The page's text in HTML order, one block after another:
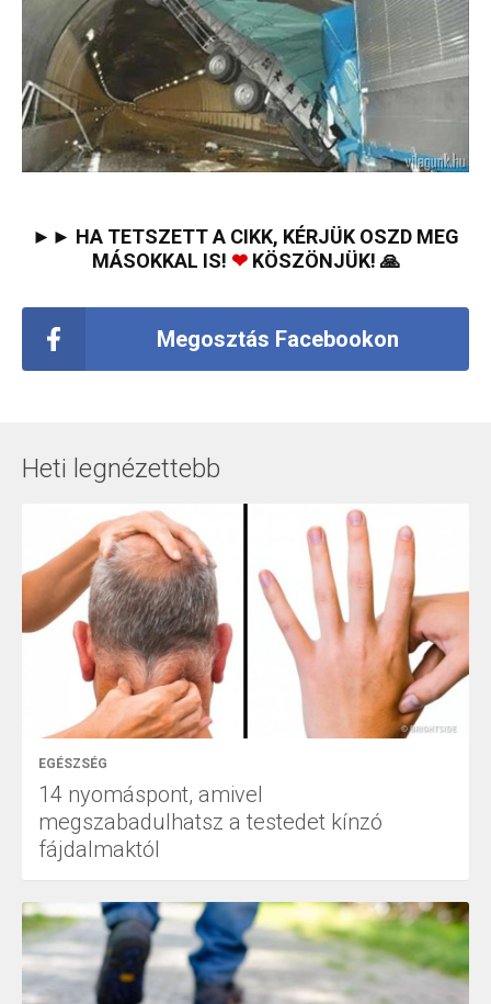
►► HA TETSZETT A CIKK, KÉRJÜK OSZD MEG
MÁSOKKAL IS! ❤KÖSZÖNJÜK! 🙏
Megosztás Facebookon
Heti legnézettebb
EGÉSZSÉG
14 nyomáspont, amivel
megszabadulhatsz a testedet kínzó
fájdalmaktól